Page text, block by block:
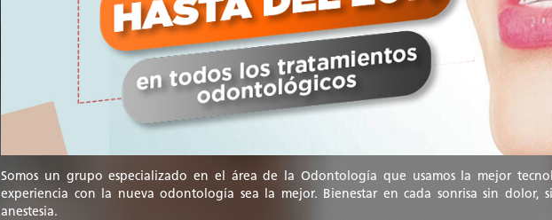
Somos un grupo especializado en el área de la Odontología que usamos la mejor
experiencia con la nueva odontología sea la mejor. Bienestar en cada sonrisa sin dolor,
anestesia.